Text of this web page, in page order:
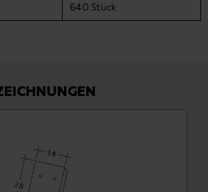
640 Stück